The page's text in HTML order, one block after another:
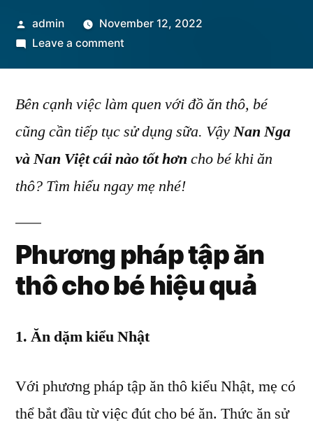
Posted
by
admin
November 12, 2022
Leave a commenton
và
Việt
cái
bé
khi
tập
thô?
Bên cạnh việc làm quen với đồ ăn thô, bé
cũng cần tiếp tục sử dụng sữa. VậyNan Nga
và Nan Việt cái nào tốt hơn cho bé khi ăn
thô? Tìm hiểu ngay mẹ nhé!
Phương pháp tập ăn
thô cho bé hiệu quả
1. Ăn dặm kiểu Nhật
Với phương pháp tập ăn thô kiểu Nhật, mẹ có
thể bắt đầu từ việc đút cho bé ăn. Thức ăn sử